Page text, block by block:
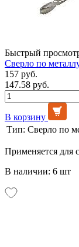
Быстрый
Сверло по
157 руб.
147.58 руб.
В корзину
Тип: Сверло по
Применяется для
В наличии: 6 шт